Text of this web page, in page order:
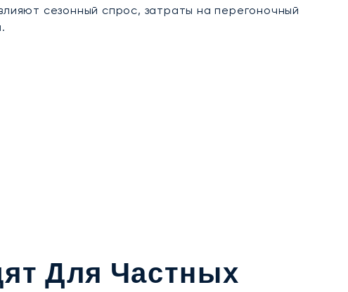
сезонный спрос, затраты на перегоночный
Для Частных